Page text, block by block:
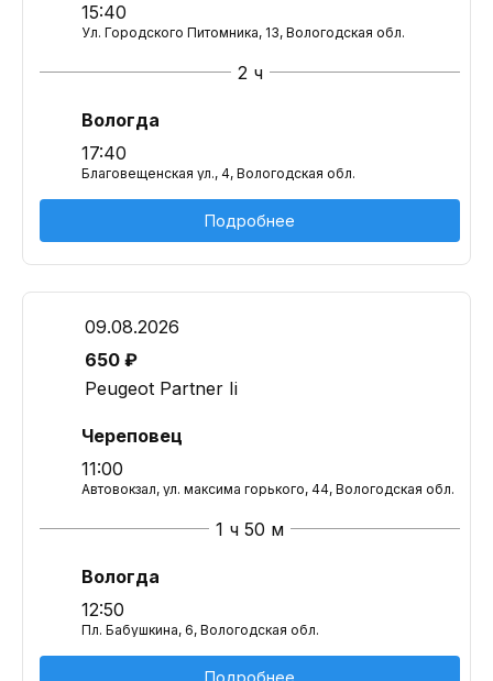
15:40
Ул. Городского Питомника, 13, Вологодская обл.
2 ч
Вологда
17:40
Благовещенская ул., 4, Вологодская обл.
Подробнее
09.08.2026
650 ₽
Peugeot Partner Ii
Череповец
11:00
Автовокзал, ул. максима горького, 44, Вологодская обл.
1 ч 50 м
Вологда
12:50
Пл. Бабушкина, 6, Вологодская обл.
Подробнее